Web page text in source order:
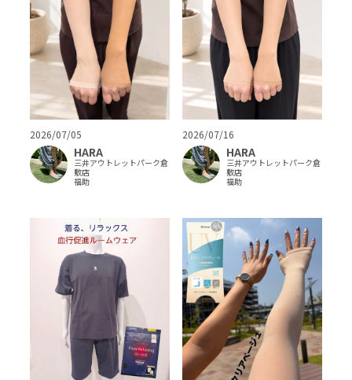
2026/07/05
HARA
三井アウトレットパーク倉
敷店
福助
2026/07/16
HARA
三井アウトレットパーク倉
敷店
福助